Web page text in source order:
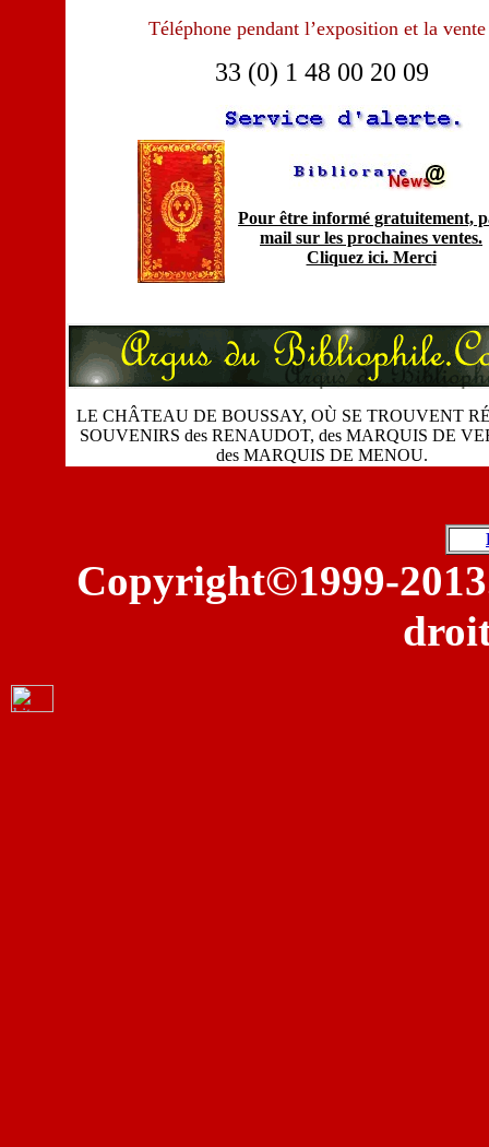
Téléphone pendant l’exposition et la vente
33 (0) 1 48 00 20 09
Pour être informé gratuitement,
mail sur les prochaines ventes.
Cliquez ici. Merci
LE CHÂTEAU DE BOUSSAY, OÙ SE TROUVENT
SOUVENIRS des RENAUDOT, des MARQUIS DE
des MARQUIS DE MENOU.
Copyright©1999-